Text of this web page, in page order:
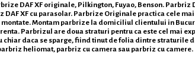
DAF XF originale, Pilkington, Fuyao, Benson. Parbriz
DAF XF cu parasolar. Parbrize Originale practica cele mai
Montam parbrize la domiciliul clientului in
Parbrizul are doua straturi pentru ca este cel mai
chiar daca se sparge, fiind tinut de folia dintre straturile
heliomat, parbriz cu camera sau parbriz cu camere.